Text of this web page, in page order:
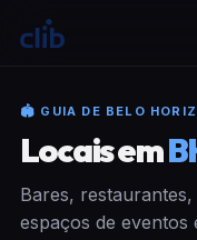
🏟 GUIA DE BELO
Locais em
Bares,
espaços de eventos